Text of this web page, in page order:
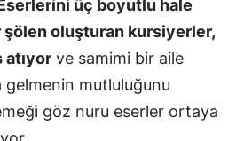
üç boyutlu hale
oluşturan kursiyerler,
atıyor ve samimi bir aile
gelmenin mutluluğunu
göz nuru eserler ortaya